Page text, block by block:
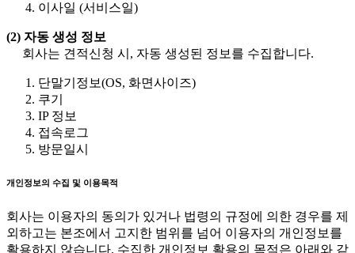
이사일 (서비스일)
(2) 자동 생성 정보
회사는 견적신청 시, 자동 생성된 정보를 수집합니다.
단말기정보(OS, 화면사이즈)
쿠기
IP 정보
접속로그
방문일시
개인정보의 수집 및 이용목적
회사는 이용자의 동의가 있거나 법령의 규정에 의한 경우를 제
외하고는 본조에서 고지한 범위를 넘어 이용자의 개인정보를
활용하지 않습니다. 수집한 개인정보 활용의 목적은 아래와 같